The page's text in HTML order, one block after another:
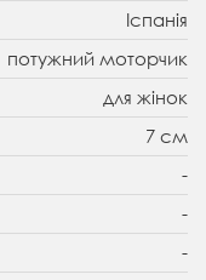
Іспанія
потужний моторчик
для жінок
7 см
-
-
-